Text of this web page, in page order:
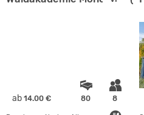
ab 14.00 € 80 8